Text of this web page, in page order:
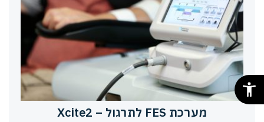
מערכת FES לתרגול – Xcite2